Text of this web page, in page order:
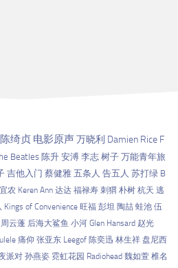
陈绮贞 电影原声万晓利 Damien Rice F
Beatles 陈升 安溥 李志 树子 万能青年旅
吉他入门 蔡健雅 五条人 告五人 苏打绿 B
农 Keren Ann 达达 福禄寿 刺猬 朴树 杭天 逃
Kings of Convenience 旺福 彭坦 陶喆 蛙池 伍
周云蓬 后海大鲨鱼 小河 Glen Hansard 赵光
痛仰 张亚东 Leegof 陈奕迅 林生祥 盘尼西
派对 孙燕姿 霓虹花园 Radiohead 魏如萱 椎名